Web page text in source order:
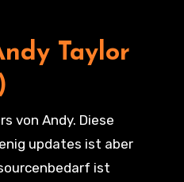
Taylor
von Andy. Diese
updates ist aber
ist